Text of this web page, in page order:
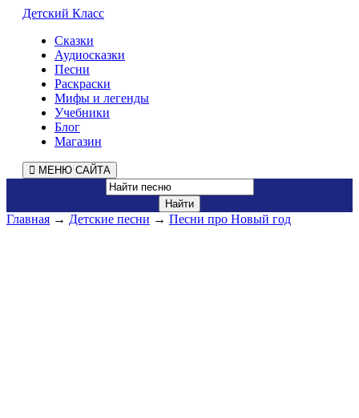
Детский Класс
Сказки
Аудиосказки
Песни
Раскраски
Мифы и легенды
Учебники
Блог
Магазин
МЕНЮ САЙТА
Главная → Детские песни → Песни про Новый год